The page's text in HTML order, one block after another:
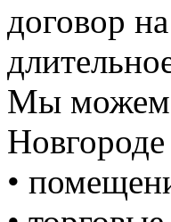
договор
Мы можем
•